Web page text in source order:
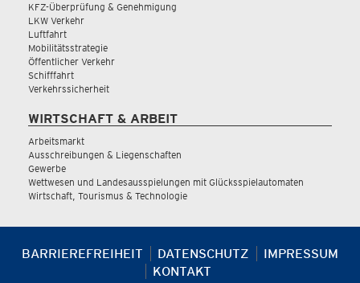
KFZ-Überprüfung & Genehmigung
LKW Verkehr
Luftfahrt
Mobilitätsstrategie
Öffentlicher Verkehr
Schifffahrt
Verkehrssicherheit
WIRTSCHAFT & ARBEIT
Arbeitsmarkt
Ausschreibungen & Liegenschaften
Gewerbe
Wettwesen und Landesausspielungen mit Glücksspielautomaten
Wirtschaft, Tourismus & Technologie
BARRIEREFREIHEIT DATENSCHUTZ
IMPRESSUM
KONTAKT